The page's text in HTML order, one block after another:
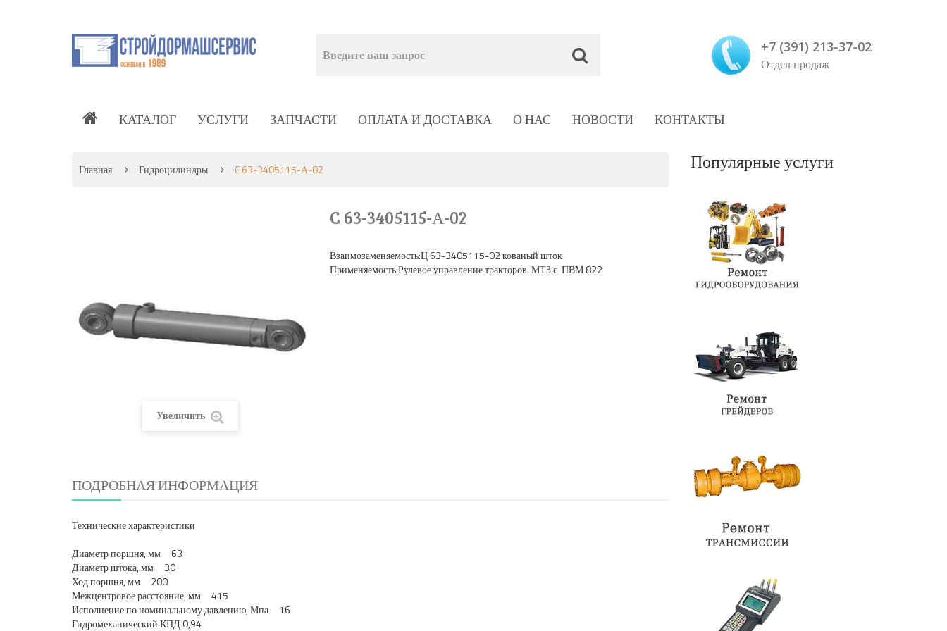
+7 (391) 213-37-02
Отдел продаж
КАТАЛОГ УСЛУГИ ЗАПЧАСТИ ОПЛАТА И ДОСТАВКА О НАС НОВОСТИ КОНТАКТЫ
Главная Гидроцилиндры C 63-3405115-А-02
Увеличить
C 63-3405115-А-02
Взаимозаменяемость:Ц 63-3405115-02 кованый шток
Применяемость:Рулевое управление тракторов МТЗ с ПВМ 822
ПОДРОБНАЯ ИНФОРМАЦИЯ
Технические характеристики
Диаметр поршня, мм 63
Диаметр штока, мм 30
Ход поршня, мм 200
Межцентровое расстояние, мм 415
Исполнение по номинальному давлению, Мпа 16
Гидромеханический КПД 0,94
Популярные услуги